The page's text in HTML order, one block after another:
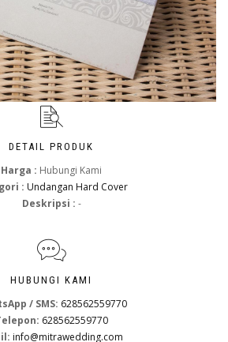
DETAIL PRODUK
Harga : Hubungi Kami
: Undangan Hard Cover
Deskripsi : -
HUBUNGI KAMI
/ SMS: 628562559770
628562559770
info@mitrawedding.com